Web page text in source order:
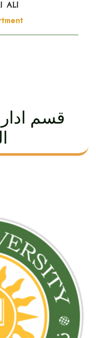
ALI
قسم